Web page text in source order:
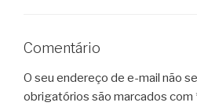
Comentário
O seu endereço de e-mail não
obrigatórios são marcados com